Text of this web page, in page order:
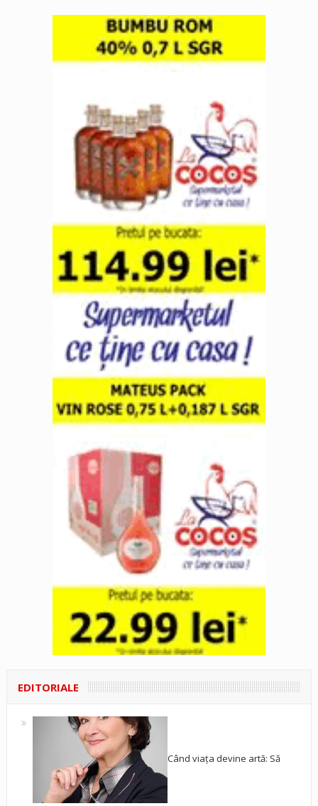
EDITORIALE
Când viața devine artă: Să